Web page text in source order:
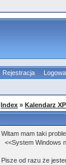
Rejestracja
Index »Kalendarz
Witam mam taki
<<System Windows
Pisze od razu że